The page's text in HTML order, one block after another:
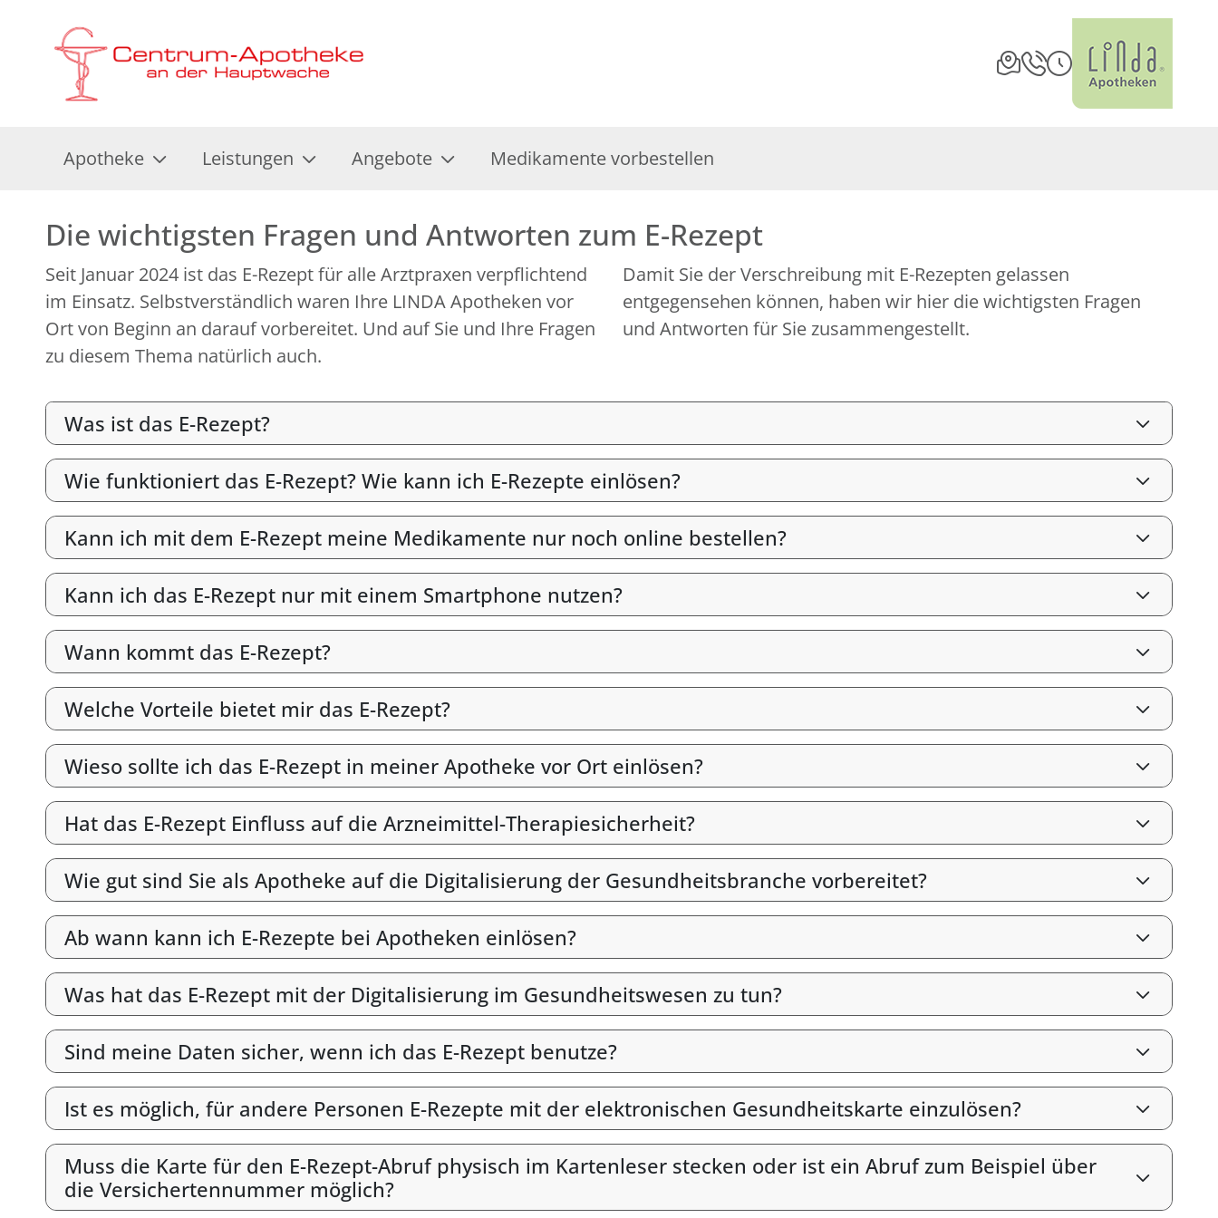
Apotheke Leistungen Angebote Medikamente vorbestellen
Die wichtigsten Fragen und Antworten zum E-Rezept
Seit Januar 2024 ist das E-Rezept für alle Arztpraxen verpflichtend
im Einsatz. Selbstverständlich waren Ihre LINDA Apotheken vor
Ort von Beginn an darauf vorbereitet. Und auf Sie und Ihre Fragen
zu diesem Thema natürlich auch.
Damit Sie der Verschreibung mit E-Rezepten gelassen
entgegensehen können, haben wir hier die wichtigsten Fragen
und Antworten für Sie zusammengestellt.
Was ist das E-Rezept?
Wie funktioniert das E-Rezept? Wie kann ich E-Rezepte einlösen?
Kann ich mit dem E-Rezept meine Medikamente nur noch online bestellen?
Kann ich das E-Rezept nur mit einem Smartphone nutzen?
Wann kommt das E-Rezept?
Welche Vorteile bietet mir das E-Rezept?
Wieso sollte ich das E-Rezept in meiner Apotheke vor Ort einlösen?
Hat das E-Rezept Einfluss auf die Arzneimittel-Therapiesicherheit?
Wie gut sind Sie als Apotheke auf die Digitalisierung der Gesundheitsbranche vorbereitet?
Ab wann kann ich E-Rezepte bei Apotheken einlösen?
Was hat das E-Rezept mit der Digitalisierung im Gesundheitswesen zu tun?
Sind meine Daten sicher, wenn ich das E-Rezept benutze?
Ist es möglich, für andere Personen E-Rezepte mit der elektronischen Gesundheitskarte einzulösen?
Muss die Karte für den E-Rezept-Abruf physisch im Kartenleser stecken oder ist ein Abruf zum Beispiel über
die Versichertennummer möglich?